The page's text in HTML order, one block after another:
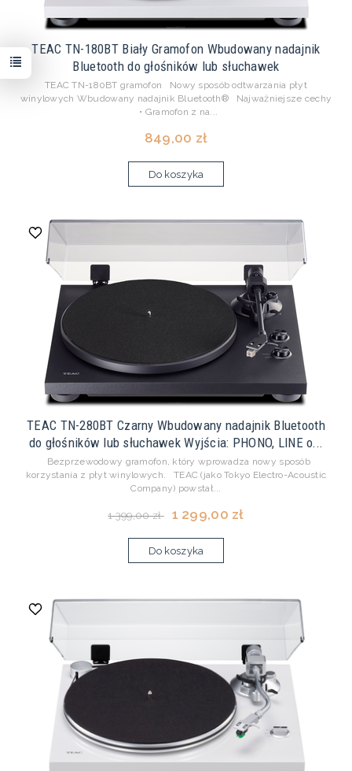
TEAC TN-180BT Biały Gramofon Wbudowany nadajnik
Bluetooth do głośników lub słuchawek
TEAC TN-180BT gramofon Nowy sposób odtwarzania płyt
winylowych Wbudowany nadajnik Bluetooth® Najważniejsze cechy
• Gramofon z na...
849,00 zł
Do koszyka
TEAC TN-280BT Czarny Wbudowany nadajnik Bluetooth
do głośników lub słuchawek Wyjścia: PHONO, LINE o...
Bezprzewodowy gramofon, który wprowadza nowy sposób
korzystania z płyt winylowych. TEAC (jako Tokyo Electro-Acoustic
Company) powstał...
1 399,00 zł 1 299,00 zł
Do koszyka